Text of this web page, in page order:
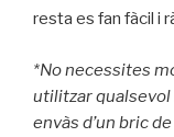
resta es fan fàcil i
*No necessites
utilitzar qualsevol
envàs d’un bric